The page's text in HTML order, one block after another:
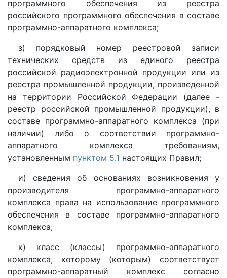
программного обеспечения из реестра
российского программного обеспечения в составе
программно-аппаратного комплекса;
з) порядковый номер реестровой записи
технических средств из единого реестра
российской радиоэлектронной продукции или из
реестра промышленной продукции, произведенной
на территории Российской Федерации (далее -
реестр российской промышленной продукции), в
составе программно-аппаратного комплекса (при
наличии) либо о соответствии программно-
аппаратного комплекса требованиям,
установленным пунктом 5.1 настоящих Правил;
и) сведения об основаниях возникновения у
производителя программно-аппаратного
комплекса права на использование программного
обеспечения в составе программно-аппаратного
комплекса;
к) класс (классы) программно-аппаратного
комплекса, которому (которым) соответствует
программно-аппаратный комплекс согласно